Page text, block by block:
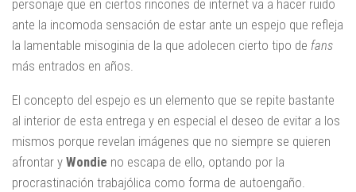
personaje que en ciertos rincones de internet va a hacer ruido
ante la incomoda sensación de estar ante un espejo que refleja
la lamentable misoginia de la que adolecen cierto tipo de fans
más entrados en años.
El concepto del espejo es un elemento que se repite bastante
al interior de esta entrega y en especial el deseo de evitar a los
mismos porque revelan imágenes que no siempre se quieren
afrontar y Wondie no escapa de ello, optando por la
procrastinación trabajólica como forma de autoengaño.